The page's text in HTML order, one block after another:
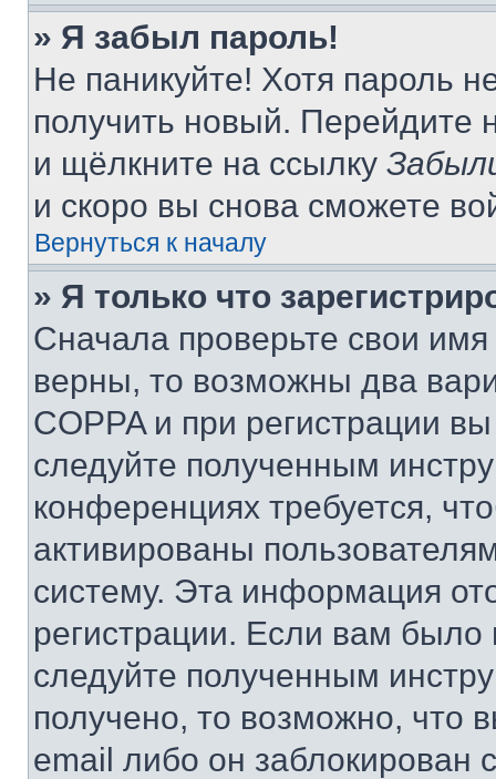
» Я забыл пароль!
Не паникуйте! Хотя пароль
получить новый. Перейдите
и щёлкните на ссылку
и скоро вы снова сможете
Вернуться к началу
» Я только что
Сначала проверьте свои
верны, то возможны два
COPPA и при регистрации
следуйте полученным
конференциях требуется,
активированы
систему. Эта информация
регистрации. Если вам
следуйте полученным
получено, то возможно, что
email либо он